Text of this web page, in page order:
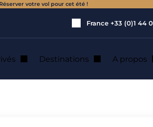
Réserver votre vol pour cet été !
France +33 (0)1 44
Destinations A propos